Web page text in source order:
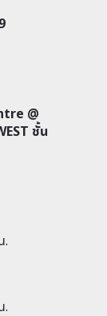
@
ชั้น
.
.